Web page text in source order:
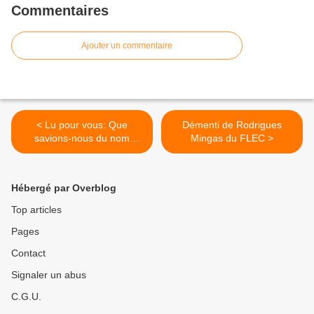
Commentaires
Ajouter un commentaire
< Lu pour vous: Que
savions-nous du nom
LEMBA?
Démenti de Rodrigues
Mingas du FLEC >
Hébergé par Overblog
Top articles
Pages
Contact
Signaler un abus
C.G.U.